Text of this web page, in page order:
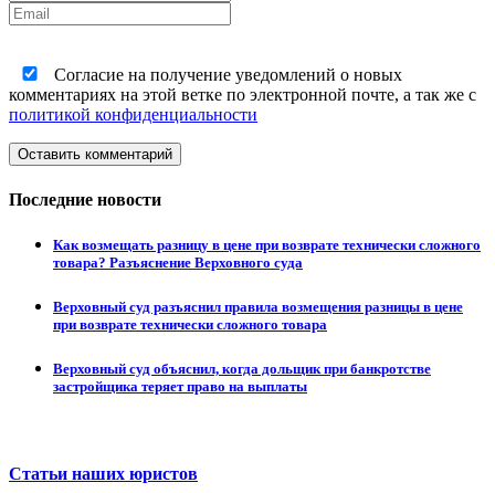
Согласие на получение уведомлений о новых
комментариях на этой ветке по электронной почте, а так же с
политикой конфиденциальности
Оставить комментарий
Последние новости
Как возмещать разницу в цене при возврате технически сложного
товара? Разъяснение Верховного суда
Верховный суд разъяснил правила возмещения разницы в цене
при возврате технически сложного товара
Верховный суд объяснил, когда дольщик при банкротстве
застройщика теряет право на выплаты
Статьи наших юристов